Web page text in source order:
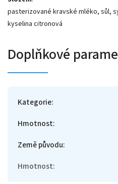
pasterizované kravské mléko, sůl,
kyselina citronová
Doplňkové
Kategorie:
Hmotnost:
Země původu:
Hmotnost: